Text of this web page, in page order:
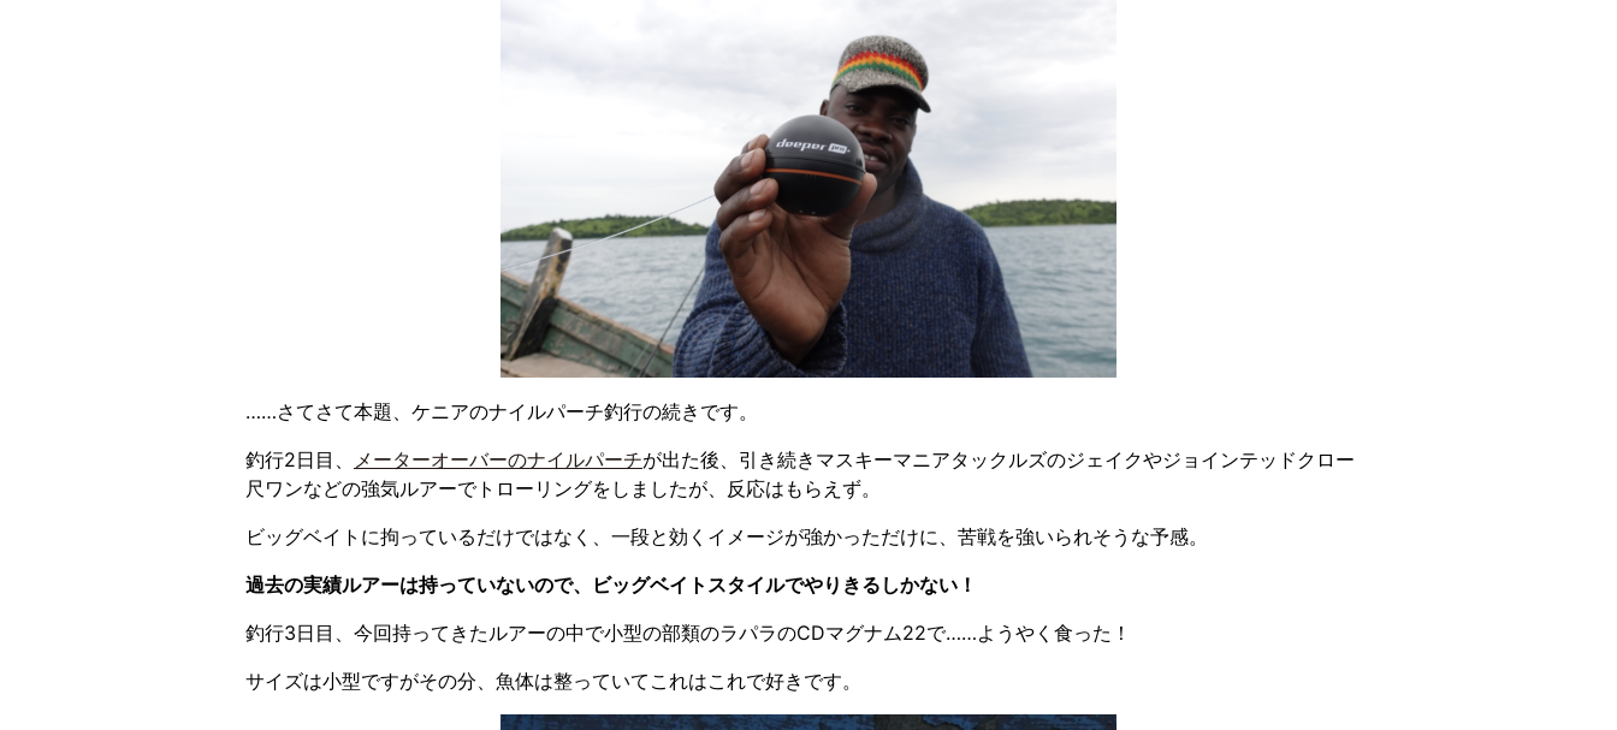
……さてさて本題、ケニアのナイルパーチ釣行の続きです。
釣行2日目、 メーターオーバーのナイルパーチが出た後、引き続きマスキーマニアタックルズのジェイクやジョインテッドクロー
尺ワンなどの強気ルアーでトローリングをしましたが、反応はもらえず。
ビッグベイトに拘っているだけではなく、一段と効くイメージが強かっただけに、苦戦を強いられそうな予感。
過去の実績ルアーは持っていないので、ビッグベイトスタイルでやりきるしかない！
釣行3日目、今回持ってきたルアーの中で小型の部類のラパラのCDマグナム22で……ようやく食った！
サイズは小型ですがその分、魚体は整っていてこれはこれで好きです。